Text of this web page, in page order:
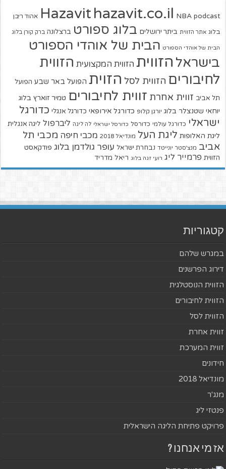
Hazavit hazavit.co.il NBA podcast אהוד ריבן
בלוג אתר הזווית ביתר ירושלים בלוג ספורט ברצלונה ברק קורן בלוג
הבית של אוהדי הספורט הבית של אוהדי הספורט
בישראל הזווית הזווית המקצועית הזווית
לחיבורים הזווית לסל הזוית הפועל באר שבע הפועל
תל אביב זווית אחרת זווית לחיבורים טמיר זוארץ בלוג
יוחאי שטנצלר בלוג יורגן קלופ כדורגל אירופאי כדורגל אנגלי כדורגל
ישראלי כדורגל עולמי כדורסל כדורסל ישראלי לה ליגה ליברפול ליגה אנגלית
ליגת האלופות ליגת העל מונדיאל 2018 מכבי חיפה מכבי תל
אביב מנצ'סטר יונייטד נבחרת ישראל עופר גולדמן בלוג פודקאסט
הזווית פרמייר ליג רועי זגה בלוג ריאל מדריד
קטגוריות
במגרש שלהם
דירוג הפרשנים
הזווית הנוסטלגית
הזווית לחיבורים
הזווית לסל
זווית אחרת
זווית המערכת
חידונים
מונדיאל 2018
מנג'ר
פנטזי ליג
פרויקט פתיחת הליגה הישראלית
אז מי אנחנו ?